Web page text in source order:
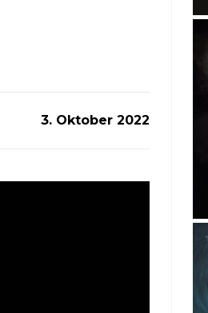
3. Oktober 2022